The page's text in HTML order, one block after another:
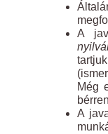
A
Még
A